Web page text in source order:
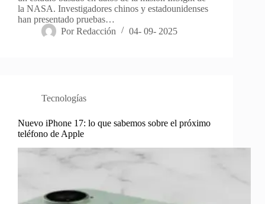
la NASA. Investigadores chinos y estadounidenses
han presentado pruebas…
Por Redacción 04- 09- 2025
Tecnologías
Nuevo iPhone 17: lo que sabemos sobre el próximo
teléfono de Apple